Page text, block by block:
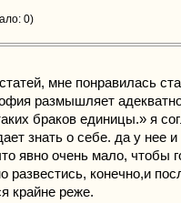
0)
мне понравилась
размышляет
браков единицы.» я
знать о себе. да у нее
явно очень мало, чтобы
развестись, конечно,и
крайне реже.